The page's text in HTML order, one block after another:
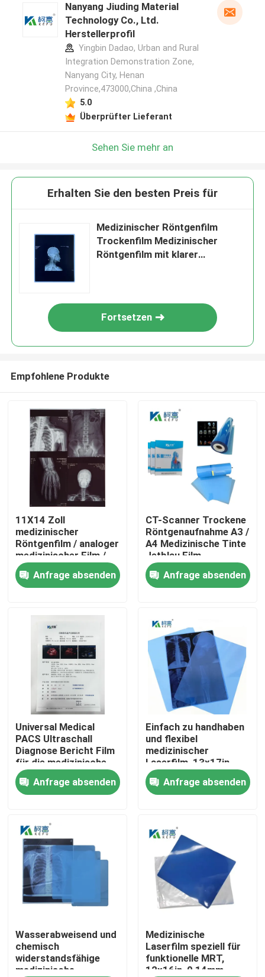
Startseite
Produkte
Über uns
Fabrik Tour
Qualitätskontrolle
Kontakt
Nachrichten
Alle Fälle
Medizinisches X Ray Film
Tintenstrahl X Ray Film
Nanyang Jiuding Material
Technology Co., Ltd.
Herstellerprofil
Yingbin Dadao, Urban and Rural
Integration Demonstration Zone,
Nanyang City, Henan
Province,473000,China ,China
5.0
Überprüfter Lieferant
Sehen Sie mehr an
Erhalten Sie den besten Preis für
Medizinischer Röntgenfilm
Trockenfilm Medizinischer
Röntgenfilm mit klarer
Fortsetzen
Empfohlene Produkte
11X14 Zoll
medizinischer
Röntgenfilm / analoger
medizinischer Film /
Trockenfilm
Anfrage absenden
CT-Scanner Trockene
Röntgenaufnahme A3 /
A4 Medizinische Tinte
Jetblau Film
Röntgenfilm PET
Anfrage absenden
Universal Medical
PACS Ultraschall
Diagnose Bericht Film
für die medizinische
Maschine
Anfrage absenden
Einfach zu handhaben
und flexibel
medizinischer
Laserfilm, 13x17in,
0,15mm, mit einer
glatten und
biegfähigen
Anfrage absenden
Wasserabweisend und
chemisch
widerstandsfähige
medizinische
Medizinische
Laserfilm speziell für
funktionelle MRT,
12x16in, 0,14mm,